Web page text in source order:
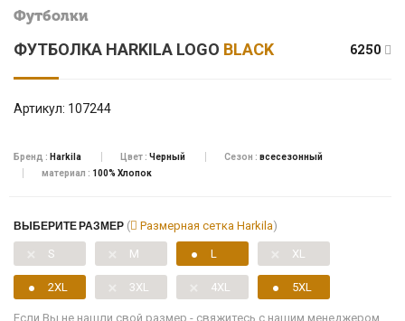
Футболки
ФУТБОЛКА HARKILA LOGO BLACK 6250
Артикул: 107244
Бренд : Harkila Цвет : Черный Сезон : всесезонный
материал : 100% Хлопок
ВЫБЕРИТЕ РАЗМЕР ( Размерная сетка Harkila)
S M L XL
2XL 3XL 4XL 5XL
Если Вы не нашли свой размер - свяжитесь с нашим менеджером